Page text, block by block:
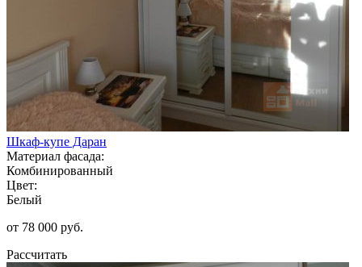
Шкаф-купе Даран
Материал фасада:
Комбинированный
Цвет:
Белый
от 78 000 руб.
Рассчитать